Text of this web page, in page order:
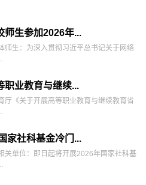
师生参加2026年...
师生：为深入贯彻习近平总书记关于网络
职业教育与继续...
厅《关于开展高等职业教育与继续教育省
家社科基金冷门...
关单位：即日起将开展2026年国家社科基